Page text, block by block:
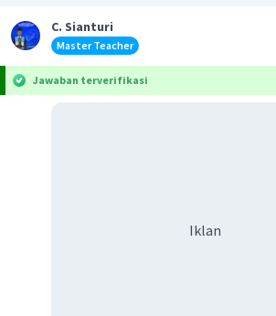
C. Sianturi
Master Teacher
Jawaban terverifikasi
Iklan